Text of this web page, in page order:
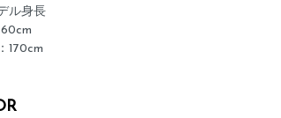
ル身長
170cm